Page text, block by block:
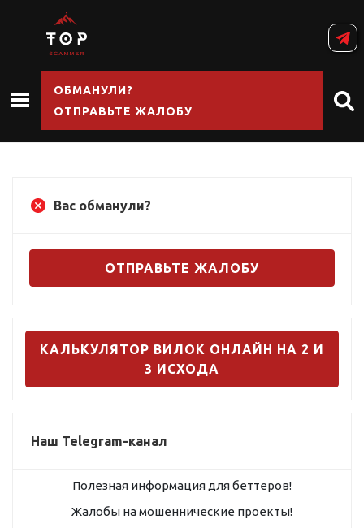
ОБМАНУЛИ?
ОТПРАВЬТЕ ЖАЛОБУ
Вас обманули?
ОТПРАВЬТЕ ЖАЛОБУ
КАЛЬКУЛЯТОР ВИЛОК ОНЛАЙН НА 2 И
3 ИСХОДА
Наш Telegram-канал
Полезная информация для беттеров!
Жалобы на мошеннические проекты!